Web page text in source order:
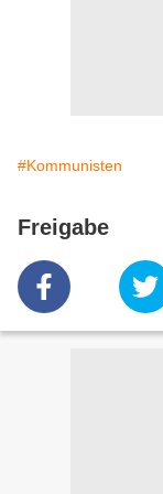
#Kommunisten
Freigabe